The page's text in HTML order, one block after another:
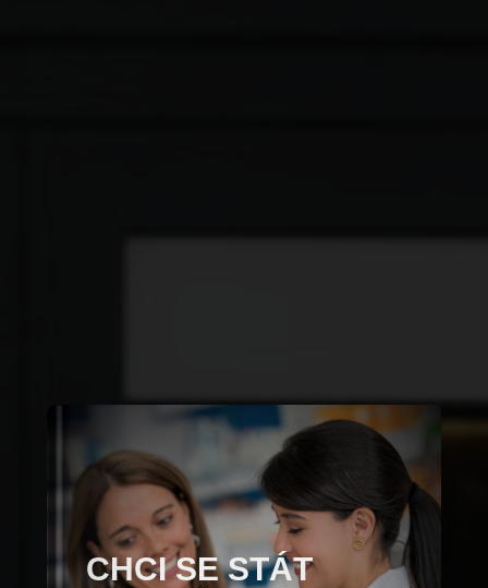
CHCI SE STÁT